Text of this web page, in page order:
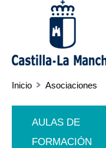
Inicio Asociaciones
AULAS DE
FORMACIÓN